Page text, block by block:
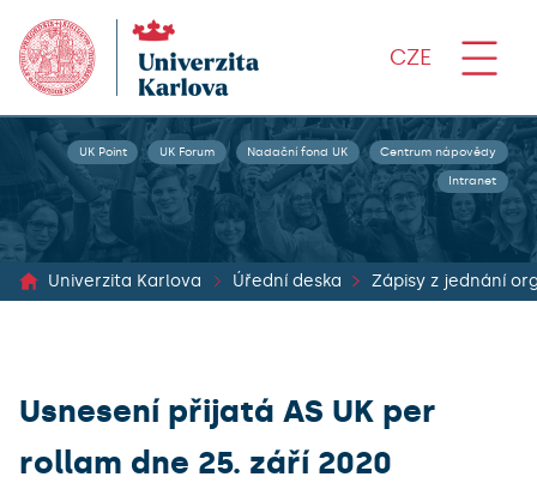
CZE
UK Point UK Forum Nadační fond UK Centrum nápovědy
Intranet
Univerzita Karlova Úřední deska
Usnesení přijatá AS UK per
rollam dne 25. září 2020